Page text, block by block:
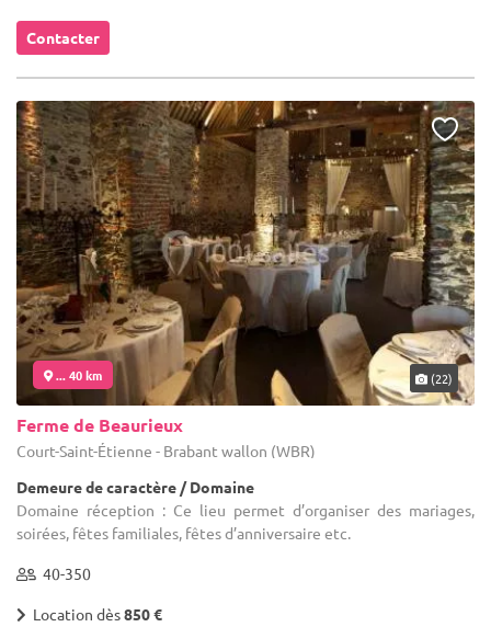
Contacter
... 40 km (22)
Ferme de Beaurieux
Court-Saint-Étienne - Brabant wallon (WBR)
Demeure de caractère / Domaine
Domaine réception : Ce lieu permet d’organiser des mariages,
soirées, fêtes familiales, fêtes d’anniversaire etc.
40-350
Location dès850 €